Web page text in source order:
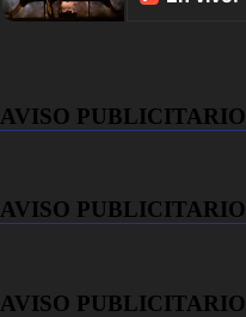
AVISO PUBLICITARIO
AVISO PUBLICITARIO
AVISO PUBLICITARIO